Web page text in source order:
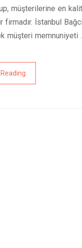
müşterilerine en
firmadır. İstanbul
müşteri memnuniyeti